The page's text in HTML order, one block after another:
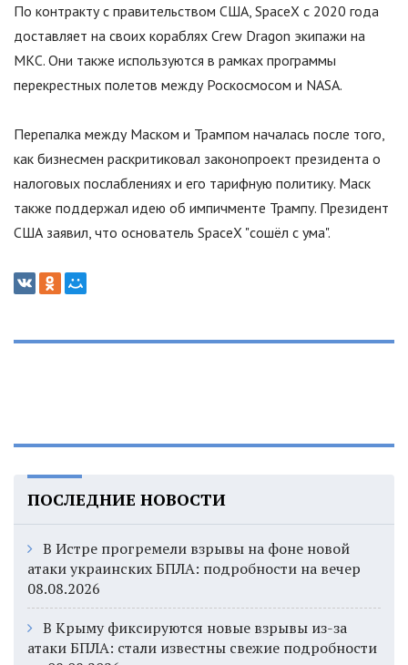
По контракту с правительством США, SpaceX с 2020 года
доставляет на своих кораблях Crew Dragon экипажи на
МКС. Они также используются в рамках программы
перекрестных полетов между Роскосмосом и NASA.
Перепалка между Маском и Трампом началась после того,
как бизнесмен раскритиковал законопроект президента о
налоговых послаблениях и его тарифную политику. Маск
также поддержал идею об импичменте Трампу. Президент
США заявил, что основатель SpaceX "сошёл с ума".
ПОСЛЕДНИЕ НОВОСТИ
В Истре прогремели взрывы на фоне новой
атаки украинских БПЛА: подробности на вечер
08.08.2026
В Крыму фиксируются новые взрывы из-за
атаки БПЛА: стали известны свежие подробности